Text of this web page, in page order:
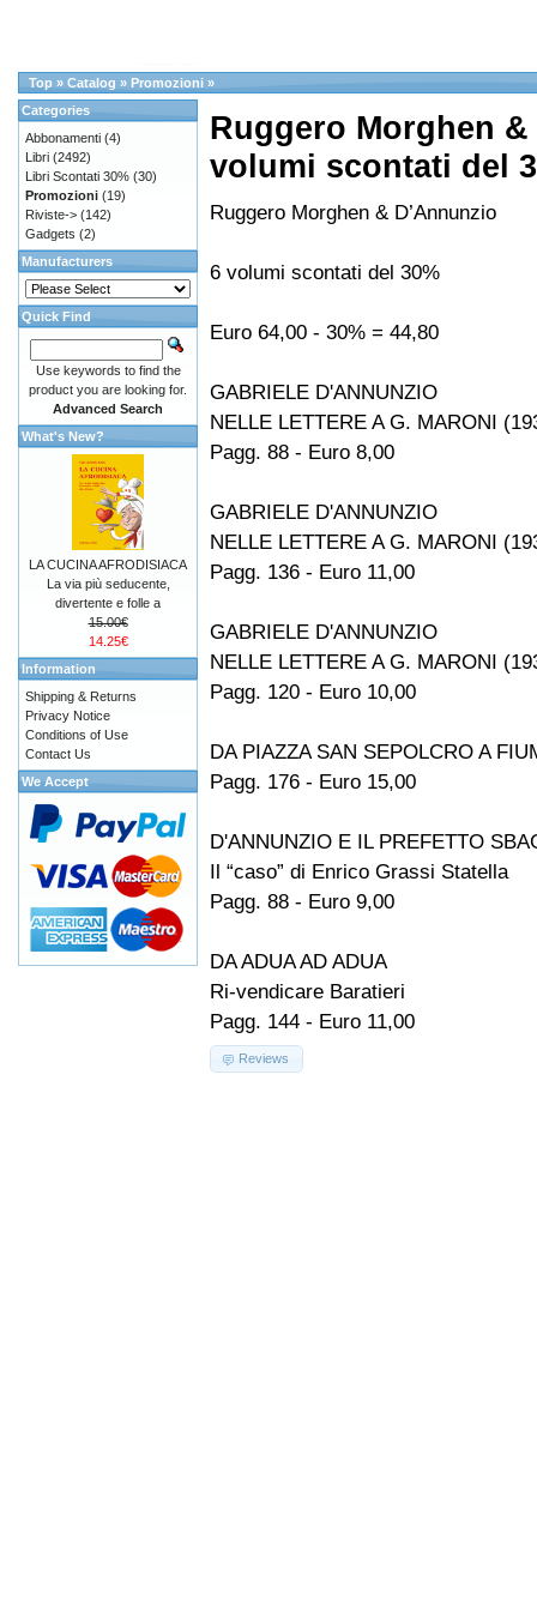
Top » Catalog » Promozioni »
Ruggero Morghen &
volumi scontati del
Ruggero Morghen & D’Annunzio
6 volumi scontati del 30%
Euro 64,00 - 30% = 44,80
GABRIELE D'ANNUNZIO
NELLE LETTERE A G. MARONI
Pagg. 88 - Euro 8,00
GABRIELE D'ANNUNZIO
NELLE LETTERE A G. MARONI
Pagg. 136 - Euro 11,00
GABRIELE D'ANNUNZIO
NELLE LETTERE A G. MARONI
Pagg. 120 - Euro 10,00
DA PIAZZA SAN SEPOLCRO A
Pagg. 176 - Euro 15,00
D'ANNUNZIO E IL PREFETTO
Il “caso” di Enrico Grassi Statella
Pagg. 88 - Euro 9,00
DA ADUA AD ADUA
Ri-vendicare Baratieri
Pagg. 144 - Euro 11,00
Reviews
Categories
Abbonamenti (4)
Libri (2492)
Libri Scontati 30% (30)
Promozioni (19)
Riviste-> (142)
Gadgets (2)
Manufacturers
Quick Find
Use keywords to find the
product you are looking for.
Advanced Search
What's New?
LA CUCINA AFRODISIACA
La via più seducente,
divertente e folle a
15.00€
14.25€
Information
Shipping & Returns
Privacy Notice
Conditions of Use
Contact Us
We Accept